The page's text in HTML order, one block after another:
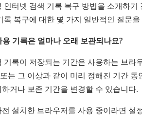
인터넷 검색 기록 복구 방법을 소개하
록 복구에 대한 몇 가지 일반적인 질문
용 기록은 얼마나 오래 보관되나요?
기록이 저장되는 기간은 사용하는 브
는 그 이상과 같이 미리 정해진 기간
거나 보존 기간을 변경할 수 있습니다.
설치한 브라우저를 사용 중이라면 설